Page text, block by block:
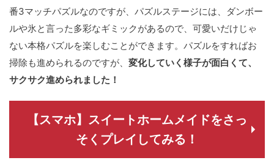
番3マッチパズルなのですが、パズルステージには、ダンボー
ルや氷と言った多彩なギミックがあるので、可愛いだけじゃ
ない本格パズルを楽しむことができます。パズルをすればお
掃除も進められるのですが、 変化していく様子が面白くて、
サクサク進められました！
【スマホ】スイートホームメイドをさっ
そくプレイしてみる！